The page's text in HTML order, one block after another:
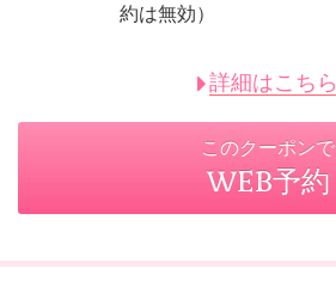
約は無効）
詳細はこちら
このクーポンで
WEB予約